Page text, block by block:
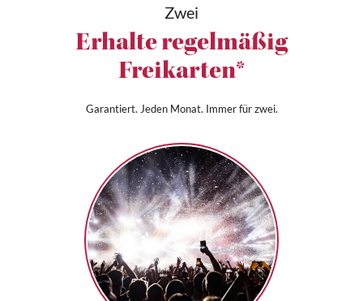
Zwei
Erhalte regelmäßig
Freikarten*
Garantiert. Jeden Monat. Immer für zwei.